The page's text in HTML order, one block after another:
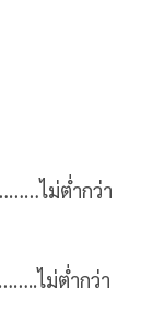
ไม่ต่ำกว่า
ไม่ต่ำกว่า